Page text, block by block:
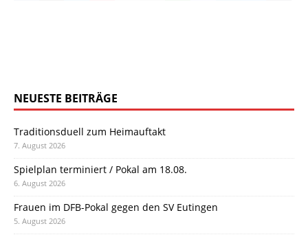
NEUESTE BEITRÄGE
Traditionsduell zum Heimauftakt
7. August 2026
Spielplan terminiert / Pokal am 18.08.
6. August 2026
Frauen im DFB-Pokal gegen den SV Eutingen
5. August 2026